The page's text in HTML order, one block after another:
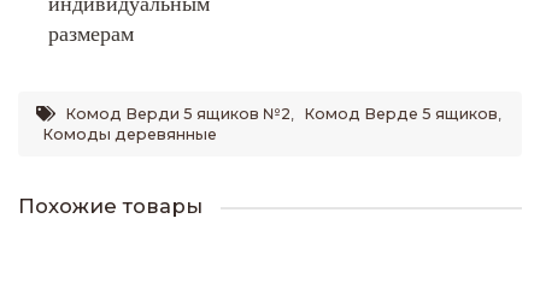
размерам
Комод Верди 5 ящиков №2, Комод Верде 5 ящиков,
Комоды деревянные
Похожие товары